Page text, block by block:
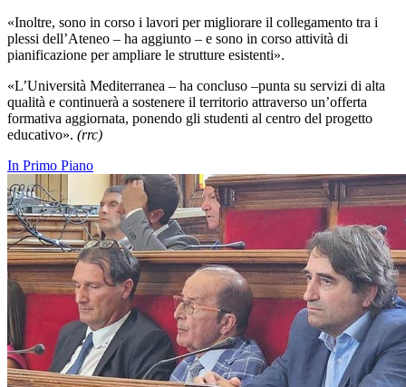
«Inoltre, sono in corso i lavori per migliorare il collegamento tra i
plessi dell’Ateneo – ha aggiunto – e sono in corso attività di
pianificazione per ampliare le strutture esistenti».
«L’Università Mediterranea – ha concluso –punta su servizi di alta
qualità e continuerà a sostenere il territorio attraverso un’offerta
formativa aggiornata, ponendo gli studenti al centro del progetto
educativo». (rrc)
In Primo Piano